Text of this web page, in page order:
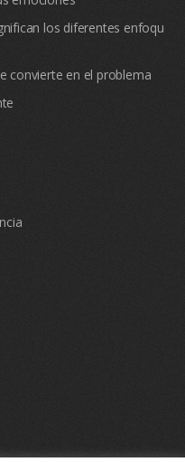
los diferentes enfoques
convierte en el problema